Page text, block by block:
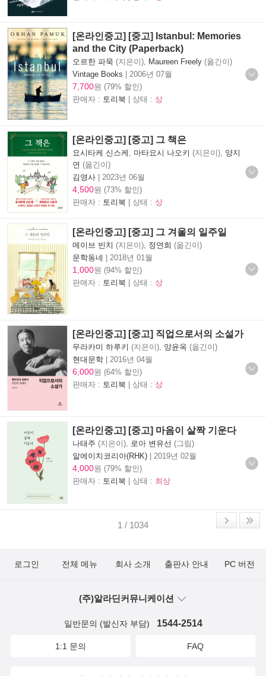
[온라인중고] [중고] Istanbul: Memories
and the City (Paperback)
오르한 파묵 (지은이), Maureen Freely (옮긴이)
Vintage Books | 2006년 07월
7,700원 (79% 할인)
판매자 : 토리북 | 상태 : 상
[온라인중고] [중고] 그 책은
요시타케 신스케 마타요시 나오키 (지은이), 양지
연 (옮긴이)
김영사 | 2023년 06월
4,500원 (73% 할인)
판매자 : 토리북 | 상태 : 상
[온라인중고] [중고] 그 겨울의 일주일
메이브 빈치 (지은이), 정연희 (옮긴이)
문학동네 | 2018년 01월
1,000원 (94% 할인)
판매자 : 토리북 | 상태 : 상
[온라인중고] [중고] 직업으로서의 소설가
무라카미 하루키 (지은이), 양윤옥 (옮긴이)
현대문학 | 2016년 04월
6,000원 (64% 할인)
판매자 : 토리북 | 상태 : 상
[온라인중고] [중고] 마음이 살짝 기운다
나태주 (지은이), 로아 변유선 (그림)
알에이치코리아(RHK) | 2019년 02월
4,000원 (79% 할인)
판매자 : 토리북 | 상태 : 최상
1 / 1034
로그인 전체 메뉴 회사 소개 출판사 안내 PC 버전
(주)알라딘커뮤니케이션
일반문의 (발신자 부담) 1544-2514
1:1 문의 FAQ